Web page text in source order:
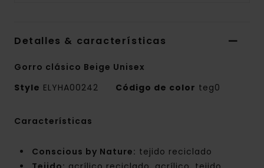
Detalles & características
Gorro clásico Beige Unisex
Style ELYHA00242 Código de color teg0
Características
Conscious by Nature: tejido reciclado